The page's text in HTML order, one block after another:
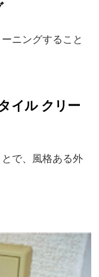
ニングすること
イル クリー
で、風格ある外